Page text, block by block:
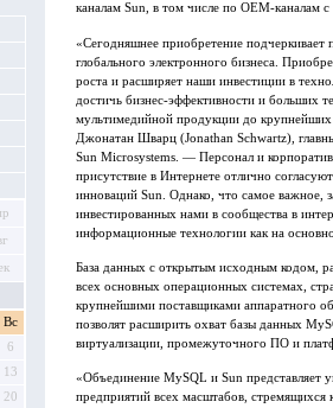
Вс
6
13
20
каналам Sun, в том числе по OEM-каналам
«Сегодняшнее приобретение
глобального электронного бизнеса.
роста и расширяет наши инвестиции в
достичь бизнес-эффективности и больших
мультимедийной продукции до
Джонатан Шварц (Jonathan Schwartz),
Sun Microsystems. — Персонал и
присутствие в Интернете отлично
инноваций Sun. Однако, что самое важное,
инвестированных нами в сообщества в
информационные технологии как на
База данных с открытым исходным кодом,
всех основных операционных системах,
крупнейшими поставщиками аппаратного
позволят расширить охват базы данных
виртуализации, промежуточного ПО и
«Объединение MySQL и Sun представляет
предприятий всех масштабов,